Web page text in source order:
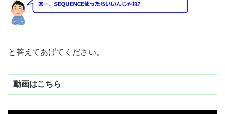
と答えてあげてください。
動画はこちら